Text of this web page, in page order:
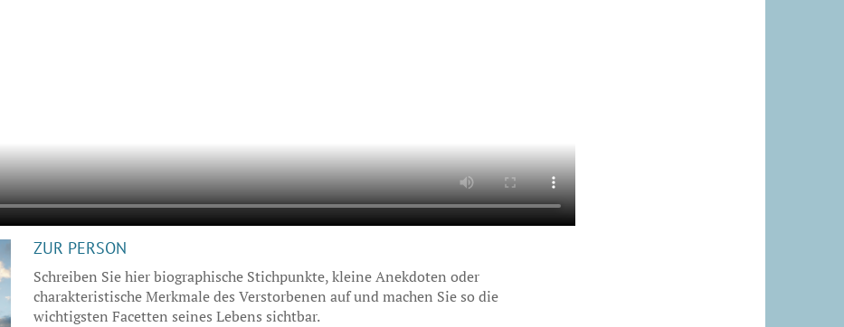
ZUR PERSON
Schreiben Sie hier biographische Stichpunkte, kleine Anekdoten oder
charakteristische Merkmale des Verstorbenen auf und machen Sie so die
wichtigsten Facetten seines Lebens sichtbar.